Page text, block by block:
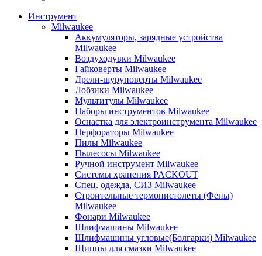
Инструмент
Milwaukee
Аккумуляторы, зарядные устройства
Milwaukee
Воздуходувки Milwaukee
Гайковерты Milwaukee
Дрели-шуруповерты Milwaukee
Лобзики Milwaukee
Мультитулы Milwaukee
Наборы инструментов Milwaukee
Оснастка для электроинструмента Milwaukee
Перфораторы Milwaukee
Пилы Milwaukee
Пылесосы Milwaukee
Ручной инструмент Milwaukee
Системы хранения PACKOUT
Спец. одежда, СИЗ Milwaukee
Строительные термопистолеты (Фены)
Milwaukee
Фонари Milwaukee
Шлифмашины Milwaukee
Шлифмашины угловые(Болгарки) Milwaukee
Щипцы для смазки Milwaukee